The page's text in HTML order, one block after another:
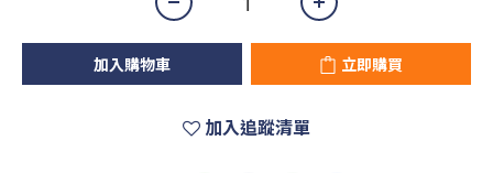
加入購物車 立即購買
加入追蹤清單